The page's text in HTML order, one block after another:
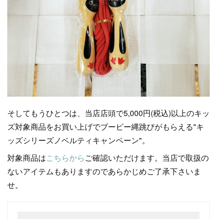
そしてもうひとつは、当店店頭で5,000円(税込)以上のキッ
ズ対象商品をお買い上げでブービー縄跳びがもらえる"キ
ッズシリーズノベルティキャンペーン"。
対象商品はこちらからご確認いただけます。当店で取扱の
ないアイテムもありますのであらかじめご了承下さいま
せ。